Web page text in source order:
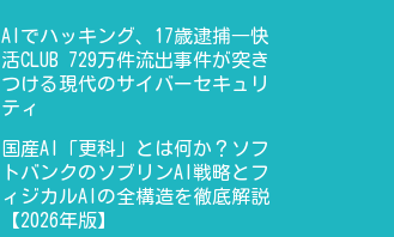
AIでハッキング、17歳逮捕―快
活CLUB 729万件流出事件が突き
つける現代のサイバーセキュリ
ティ
国産AI「更科」とは何か？ソフ
トバンクのソブリンAI戦略とフ
ィジカルAIの全構造を徹底解説
【2026年版】